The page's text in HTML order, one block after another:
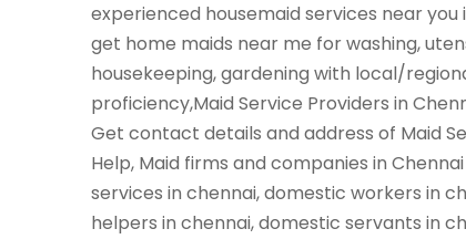
experienced housemaid services near you
get home maids near me for washing,
housekeeping, gardening with local/
proficiency,Maid Service Providers in
Get contact details and address of Maid
Help, Maid firms and companies in
services in chennai, domestic workers in
helpers in chennai, domestic servants in